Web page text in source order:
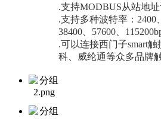
.支持MODBUS从站地
.支持多种波特率：2400
38400、57600、
.可以连接西门子smart
科、威纶通等众多品牌